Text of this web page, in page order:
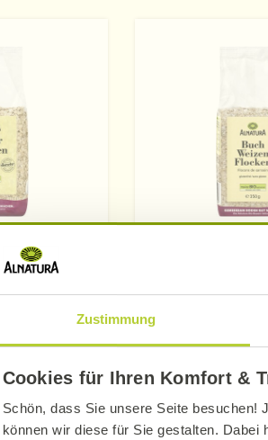
Zustimmung
Cookies für Ihren Komfort &
Schön, dass Sie unsere Seite besuchen!
können wir diese für Sie gestalten.
Mehr